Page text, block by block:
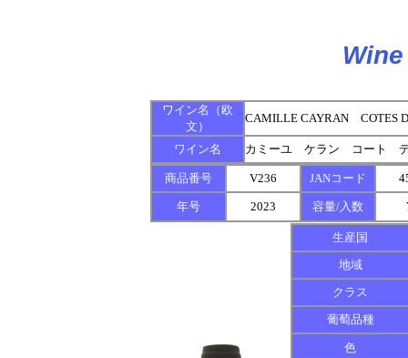
ワイン名（欧
文）
CAMILLE CAYRAN COTES
ワイン名 カミーユ ケラン コー
商品番号 V236 JANコード
年号 2023 容量/入数
生産国
地域
クラス
葡萄品種
色